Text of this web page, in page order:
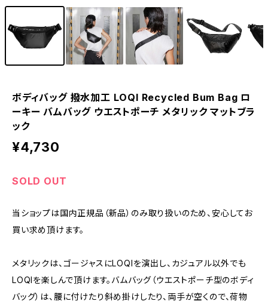
ボディバッグ 撥水加工 LOQI Recycled Bum Bag ロ
ーキー バムバッグ ウエストポーチ メタリック マットブラ
ック
¥4,730
SOLD OUT
当ショップは国内正規品（新品）のみ取り扱いのため、安心してお
買い求め頂けます。
メタリックは、ゴージャスにLOQIを演出し、カジュアル以外でも
LOQIを楽しんで頂けます。バムバッグ（ウエストポーチ型のボディ
バッグ）は、腰に付けたり斜め掛けしたり、両手が空くので、荷物